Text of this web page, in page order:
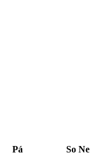
Pá So Ne